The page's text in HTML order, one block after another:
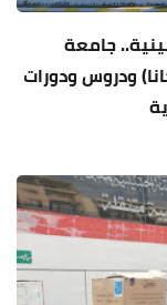
جامعة
ودروس ودورات